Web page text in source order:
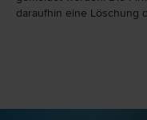
daraufhin eine Löschung